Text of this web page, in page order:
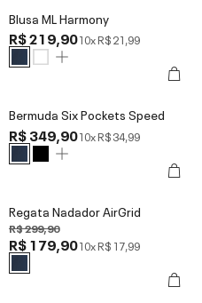
Blusa ML Harmony
R$ 219,9010xR$ 21,99
Bermuda Six Pockets Speed
R$ 349,9010xR$ 34,99
Regata Nadador AirGrid
R$ 299,90
R$ 179,9010xR$ 17,99